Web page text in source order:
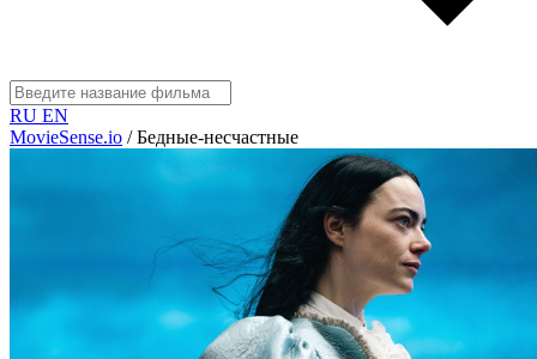
RU EN
MovieSense.io / Бедные-несчастные